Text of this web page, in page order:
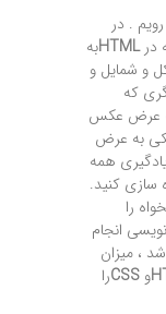
. در
درHTMLبه
و شمایل و
که
عرض عکس
آن 100 و خط مشکی به عرض
همه
سازی کنید.
را
انجام
، میزان
و CSSرا